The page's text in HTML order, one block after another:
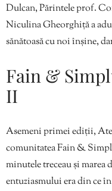
Dulcan, Părintele prof.
Niculina Gheorghiță a
sănătoasă cu noi înșine,
Fain &
II
Asemeni primei ediții,
comunitatea Fain &
minutele treceau și marea
entuziasmului era din ce